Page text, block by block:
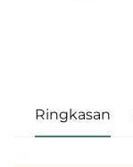
Ringkasan